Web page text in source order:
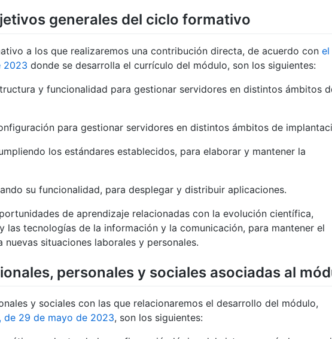
generales del ciclo formativo
a los que realizaremos una contribución directa, de acuerdo con el
2023 donde se desarrolla el currículo del módulo, son los siguientes:
y funcionalidad para gestionar servidores en distintos ámbitos
para gestionar servidores en distintos ámbitos de
los estándares establecidos, para elaborar y mantener la
su funcionalidad, para desplegar y distribuir aplicaciones.
de aprendizaje relacionadas con la evolución científica,
tecnologías de la información y la comunicación, para mantener el
situaciones laborales y personales.
personales y sociales asociadas al
y sociales con las que relacionaremos el desarrollo del módulo,
29 de mayo de 2023, son los siguientes: